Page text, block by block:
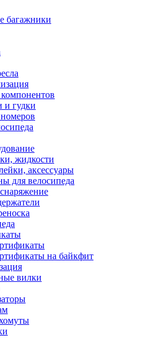
багажники
и гудки
жидкости
аксессуары
для велосипеда
на байкфит
вилки